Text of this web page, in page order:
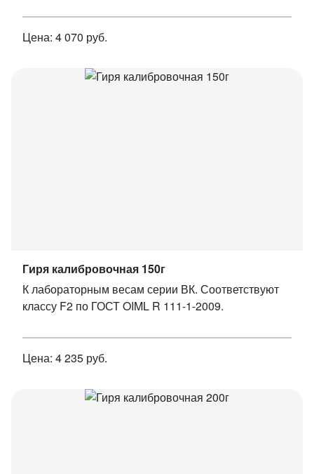
Цена: 4 070 руб.
Гиря калибровочная 150г
К лабораторным весам серии ВК. Соответствуют
классу F2 по ГОСТ OIML R 111-1-2009.
Цена: 4 235 руб.